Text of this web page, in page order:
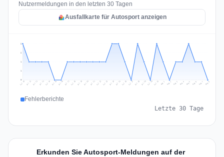
Nutzermeldungen in den letzten 30 Tagen
Ausfallkarte für Autosport anzeigen
1
1
2
2
Jul 10 Jul 11 Jul 12 Jul 13 Jul 14 Jul 15 Jul 16 Jul 17 Jul 18 Jul 19 Jul 20 Jul 21 Jul 22 Jul 23 Jul 24 Jul 25 Jul 26 Jul 27 Jul 28 Jul 29 Jul 30 Jul 31 Aug 1 Aug 2 Aug 3 Aug 4 Aug 5 Aug 6 Aug 7 Aug 8
Fehlerberichte
Letzte 30 Tage
Erkunden Sie Autosport-Meldungen auf der